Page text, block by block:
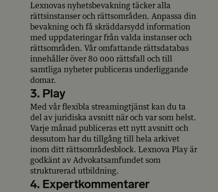
Lexnovas nyhetsbevakning täcker alla
rättsinstanser och rättsområden. Anpassa din
bevakning och få skräddarsydd information
med uppdateringar från valda instanser och
rättsområden. Vår omfattande rättsdatabas
innehåller över 80 000 rättsfall och till
samtliga nyheter publiceras underliggande
domar.
3. Play
Med vår flexibla streamingtjänst kan du ta
del av juridiska avsnitt när och var som helst.
Varje månad publiceras ett nytt avsnitt och
dessutom har du tillgång till hela arkivet
inom ditt rättsområdesblock. Lexnova Play är
godkänt av Advokatsamfundet som
strukturerad utbildning.
4. Expertkommentarer